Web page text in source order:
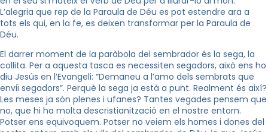
L’alegria que rep de la Paraula de Déu es pot estendre ara a
tots els qui, en la fe, es deixen transformar per la Paraula de
Déu.
El darrer moment de la paràbola del sembrador és la sega, la
collita. Per a aquesta tasca es necessiten segadors, això ens ho
diu Jesús en l’Evangeli: “Demaneu a l’amo dels sembrats que
enviï segadors”. Perquè la sega ja està a punt. Realment és així?
Les meses ja són plenes i ufanes? Tantes vegades pensem que
no, que hi ha molta descristianització en el nostre entorn.
Potser ens equivoquem. Potser no veiem els homes i dones del